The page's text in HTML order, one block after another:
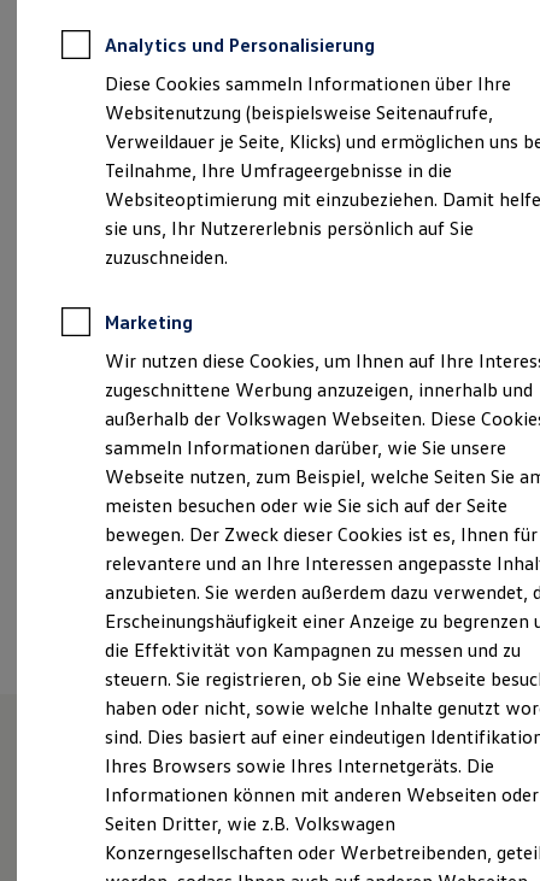
Kfz-Versicherung
Restschuldversicherungen
Garantien
Wartungsverträge
Geschäftskunden
Professional Class bei Volkswagen
Großkunden
Behörden
Direktkunden
Sonderfahrzeuge
Anpfiff zum Gewinn
Elektroautos
ID. Tutorials
Elektrofahrzeugkonzepte
Reichweite
Reichweite der ID. Modelle
Reichweite im Winter
Laden
Laden unterwegs
Laden Zuhause
Ladestationen finden
Ladezeitensimulator
Batterie
Sicherheit
Garantie und Lebensdauer
Nachhaltigkeit
Technologie
Kosten und Kauf
Verbrauchskosten
Kaufoptionen
E-Auto-Förderung
Software und Konnektivität
ID. Software Versionen und Updates
Digitale Extras
Schnittstellen zu Ihrem ID.
Verantwortlich für die Inhalte auf dieser Seite ist die Autohaus
Braun GmbH & Co. (Impressum & Rechtliches)
Landshuter Straße 133, 85368 Moosburg
info@ah-braun.de
+49 8761 66760
Montag -
Samstag
Geschlossen
Sonntag
Geschlossen
Ansprechpartner
Ein Autohaus. Drei starke
Marken.
Analytics und Personalisierung
Diese Cookies sammeln Informationen über Ihre
Websitenutzung (beispielsweise Seitenaufrufe,
Verweildauer je Seite, Klicks) und ermöglichen uns
Teilnahme, Ihre Umfrageergebnisse in die
Websiteoptimierung mit einzubeziehen. Damit
sie uns, Ihr Nutzererlebnis persönlich auf Sie
zuzuschneiden.
Marketing
Wir nutzen diese Cookies, um Ihnen auf Ihre
zugeschnittene Werbung anzuzeigen, innerhalb und
außerhalb der Volkswagen Webseiten. Diese
sammeln Informationen darüber, wie Sie unsere
Webseite nutzen, zum Beispiel, welche Seiten Sie
meisten besuchen oder wie Sie sich auf der Seite
bewegen. Der Zweck dieser Cookies ist es, Ihnen für
relevantere und an Ihre Interessen angepasste
anzubieten. Sie werden außerdem dazu verwendet,
Erscheinungshäufigkeit einer Anzeige zu begrenzen
die Effektivität von Kampagnen zu messen und zu
steuern. Sie registrieren, ob Sie eine Webseite
haben oder nicht, sowie welche Inhalte genutzt
sind. Dies basiert auf einer eindeutigen
Ihres Browsers sowie Ihres Internetgeräts. Die
Informationen können mit anderen Webseiten oder
Seiten Dritter, wie z.B. Volkswagen
Konzerngesellschaften oder Werbetreibenden,